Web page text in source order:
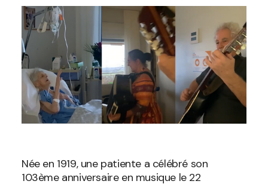
Née en 1919, une patiente a célébré son
103ème anniversaire en musique le 22